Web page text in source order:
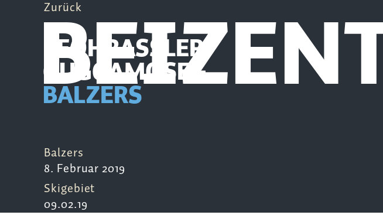
PFÖHRASSLER
GUGGAMOSEG
BALZERS
Zurück
Balzers
8. Februar 2019
Skigebiet
09.02.19